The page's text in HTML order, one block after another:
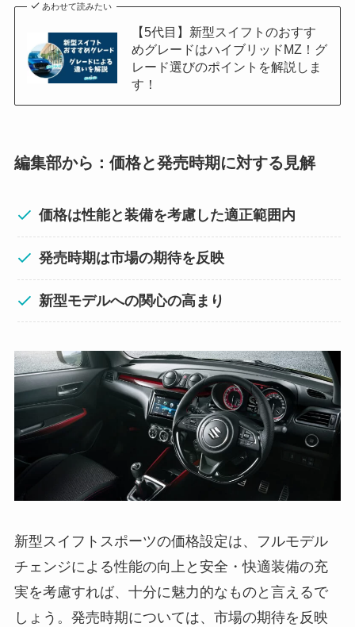
あわせて読みたい
【5代目】新型スイフトのおすす
めグレードはハイブリッドMZ！グ
レード選びのポイントを解説しま
す！
編集部から：価格と発売時期に対する見解
価格は性能と装備を考慮した適正範囲内
発売時期は市場の期待を反映
新型モデルへの関心の高まり
新型スイフトスポーツの価格設定は、フルモデル
チェンジによる性能の向上と安全・快適装備の充
実を考慮すれば、十分に魅力的なものと言えるで
しょう。発売時期については、市場の期待を反映